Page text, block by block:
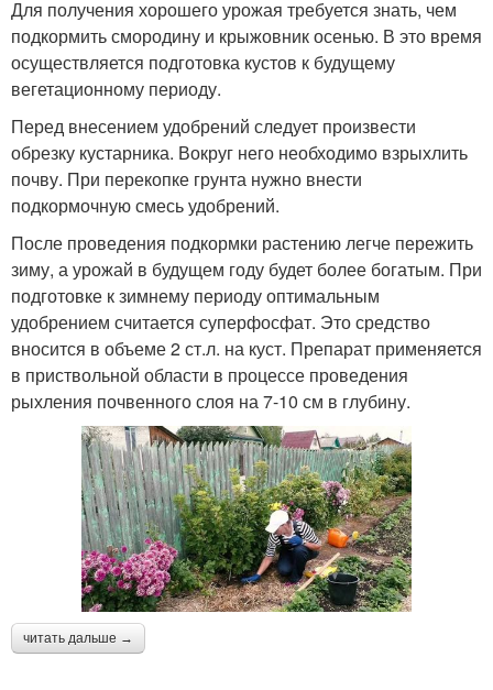
Для получения хорошего урожая требуется знать, чем
подкормить смородину и крыжовник осенью. В это время
осуществляется подготовка кустов к будущему
вегетационному периоду.
Перед внесением удобрений следует произвести
обрезку кустарника. Вокруг него необходимо взрыхлить
почву. При перекопке грунта нужно внести
подкормочную смесь удобрений.
После проведения подкормки растению легче пережить
зиму, а урожай в будущем году будет более богатым. При
подготовке к зимнему периоду оптимальным
удобрением считается суперфосфат. Это средство
вносится в объеме 2 ст.л. на куст. Препарат применяется
в приствольной области в процессе проведения
рыхления почвенного слоя на 7-10 см в глубину.
читать дальше →